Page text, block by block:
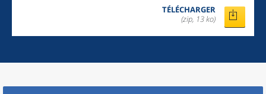
TÉLÉCHARGER
(zip, 13 ko)